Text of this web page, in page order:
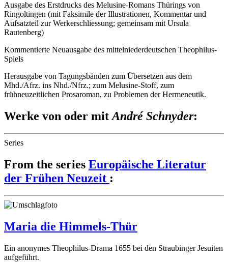
Ausgabe des Erstdrucks des Melusine-Romans Thürings von
Ringoltingen (mit Faksimile der Illustrationen, Kommentar und
Aufsatzteil zur Werkerschliessung; gemeinsam mit Ursula
Rautenberg)
Kommentierte Neuausgabe des mittelniederdeutschen Theophilus-
Spiels
Herausgabe von Tagungsbänden zum Übersetzen aus dem
Mhd./Afrz. ins Nhd./Nfrz.; zum Melusine-Stoff, zum
frühneuzeitlichen Prosaroman, zu Problemen der Hermeneutik.
Werke von oder mitAndré Schnyder:
Series
From the series Europäische Literatur
der Frühen Neuzeit :
Maria die Himmels-Thür
Ein anonymes Theophilus-Drama 1655 bei den Straubinger Jesuiten
aufgeführt.